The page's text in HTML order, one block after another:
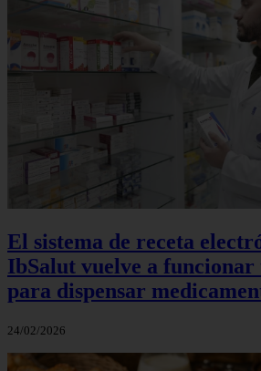
El sistema de receta
IbSalut vuelve a funcionar
para dispensar
24/02/2026